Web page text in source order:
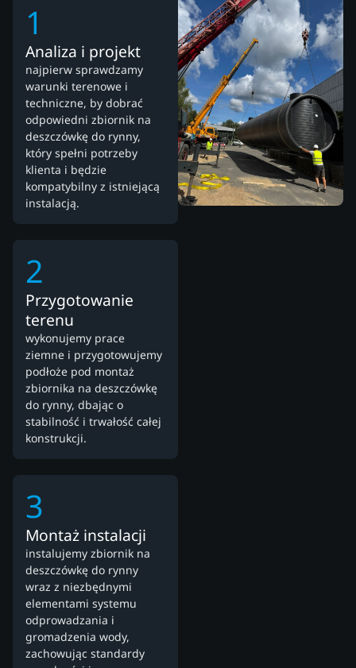
1
Analiza i projekt
najpierw sprawdzamy
warunki terenowe i
techniczne, by dobrać
odpowiedni zbiornik na
deszczówkę do rynny,
który spełni potrzeby
klienta i będzie
kompatybilny z istniejącą
instalacją.
2
Przygotowanie
terenu
wykonujemy prace
ziemne i przygotowujemy
podłoże pod montaż
zbiornika na deszczówkę
do rynny, dbając o
stabilność i trwałość całej
konstrukcji.
3
Montaż instalacji
instalujemy zbiornik na
deszczówkę do rynny
wraz z niezbędnymi
elementami systemu
odprowadzania i
gromadzenia wody,
zachowując standardy